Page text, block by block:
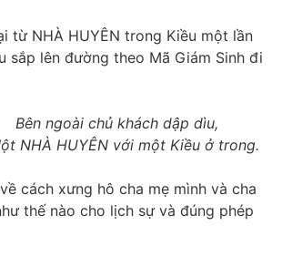
NHÀ HUYÊN trong Kiều một lần
sắp lên đường theo Mã Giám Sinh đi
ngoài chủ khách dập dìu,
với một Kiều ở trong.
cách xưng hô cha mẹ mình và cha
thế nào cho lịch sự và đúng phép